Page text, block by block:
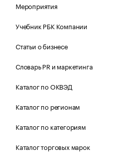
Мероприятия
Учебник РБК Компании
Статьи о бизнесе
Словарь PR и маркетинга
Каталог по ОКВЭД
Каталог по регионам
Каталог по категориям
Каталог торговых марок